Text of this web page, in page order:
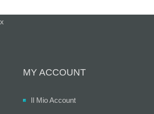
x
MY ACCOUNT
Il Mio Account